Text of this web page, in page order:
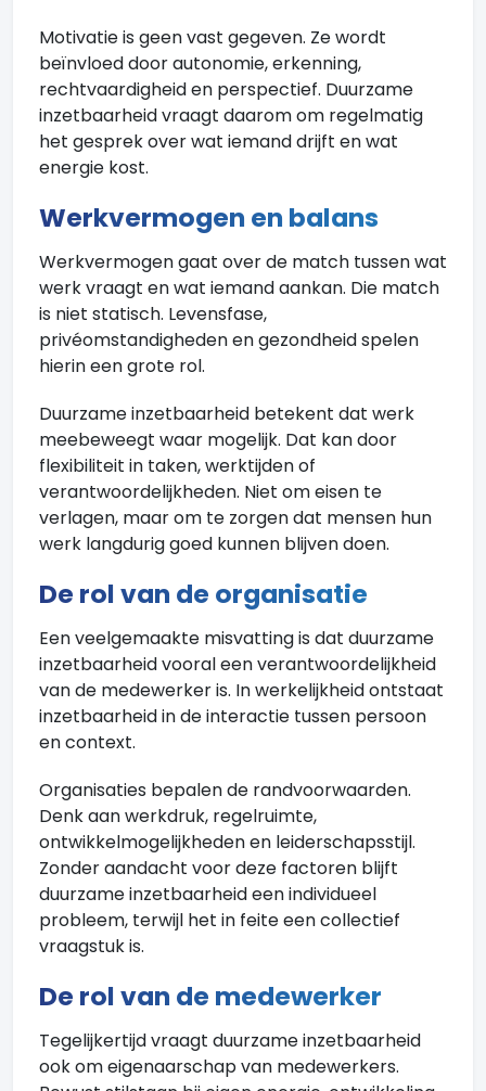
Motivatie is geen vast gegeven. Ze wordt
beïnvloed door autonomie, erkenning,
rechtvaardigheid en perspectief. Duurzame
inzetbaarheid vraagt daarom om regelmatig
het gesprek over wat iemand drijft en wat
energie kost.
Werkvermogen en balans
Werkvermogen gaat over de match tussen wat
werk vraagt en wat iemand aankan. Die match
is niet statisch. Levensfase,
privéomstandigheden en gezondheid spelen
hierin een grote rol.
Duurzame inzetbaarheid betekent dat werk
meebeweegt waar mogelijk. Dat kan door
flexibiliteit in taken, werktijden of
verantwoordelijkheden. Niet om eisen te
verlagen, maar om te zorgen dat mensen hun
werk langdurig goed kunnen blijven doen.
De rol van de organisatie
Een veelgemaakte misvatting is dat duurzame
inzetbaarheid vooral een verantwoordelijkheid
van de medewerker is. In werkelijkheid ontstaat
inzetbaarheid in de interactie tussen persoon
en context.
Organisaties bepalen de randvoorwaarden.
Denk aan werkdruk, regelruimte,
ontwikkelmogelijkheden en leiderschapsstijl.
Zonder aandacht voor deze factoren blijft
duurzame inzetbaarheid een individueel
probleem, terwijl het in feite een collectief
vraagstuk is.
De rol van de medewerker
Tegelijkertijd vraagt duurzame inzetbaarheid
ook om eigenaarschap van medewerkers.